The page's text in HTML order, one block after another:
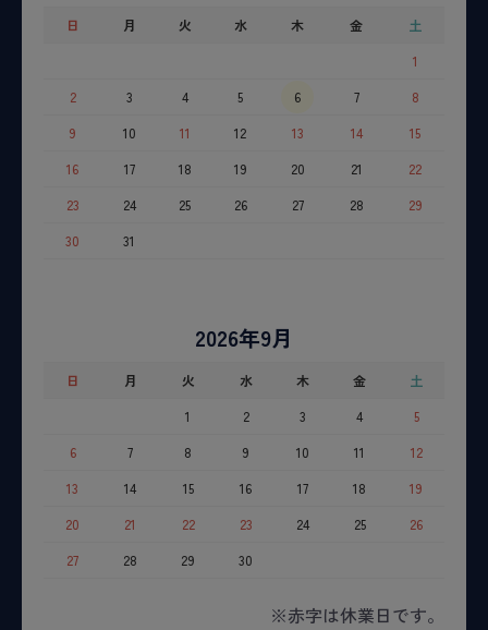
日 月 火 水 木 金
土
1
2
3 4 5 6 7
8
9
10 11 12 13 14
15
16
17 18 19 20 21
22
23
24 25 26 27 28
29
30
31
2026年9月
日 月 火 水 木 金
土
1
2 3 4
5
6
7 8 9 10 11
12
13
14 15 16 17 18
19
20
21 22 23 24 25
26
27
28 29 30
※赤字は休業日です。